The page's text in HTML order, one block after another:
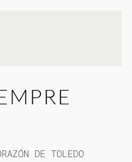
DE TOLEDO